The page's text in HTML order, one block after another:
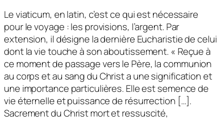
Le viaticum, en latin, c’est ce qui est nécessaire
pour le voyage : les provisions, l’argent. Par
extension, il désigne la dernière Eucharistie de celui
dont la vie touche à son aboutissement. « Reçue à
ce moment de passage vers le Père, la communion
au corps et au sang du Christ a une signification et
une importance particulières. Elle est semence de
vie éternelle et puissance de résurrection […].
Sacrement du Christ mort et ressuscité,